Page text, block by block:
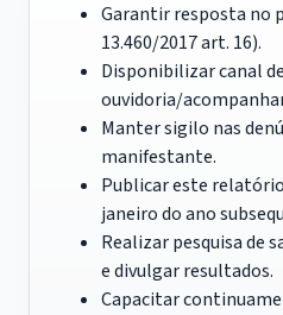
Garantir resposta no
13.460/2017 art. 16).
Disponibilizar canal
ouvidoria/
Manter sigilo nas
manifestante.
Publicar este
janeiro do ano
Realizar pesquisa de
e divulgar resultados.
Capacitar